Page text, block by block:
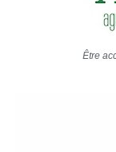
Être